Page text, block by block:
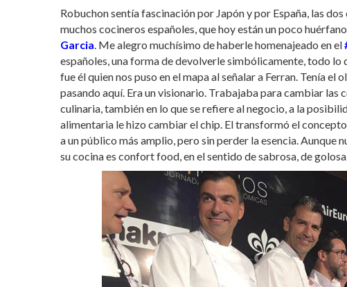
Robuchon sentía fascinación por Japón y por España, las
muchos cocineros españoles, que hoy están un poco
Garcia. Me alegro muchísimo de haberle homenajeado en el
españoles, una forma de devolverle simbólicamente, todo
fue él quien nos puso en el mapa al señalar a Ferran. Tenía
pasando aquí. Era un visionario. Trabajaba para cambiar
culinaria, también en lo que se refiere al negocio, a la
alimentaria le hizo cambiar el chip. El transformó el
a un público más amplio, pero sin perder la esencia.
su cocina es confort food, en el sentido de sabrosa, de